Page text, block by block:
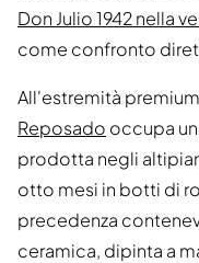
Don Julio 1942 nella
come confronto
All'estremità
Reposado occupa
prodotta negli
otto mesi in botti di
precedenza
ceramica, dipinta a